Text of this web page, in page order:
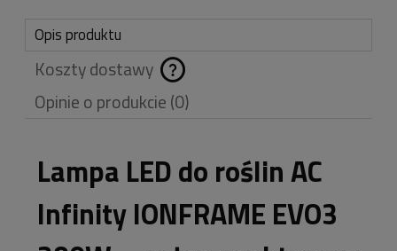
Opis produktu
Koszty dostawy
Cena nie zawiera
ewentualnych kosztów
Opinie o produkcie (0)
Lampa LED do roślin AC
Infinity IONFRAME EVO3